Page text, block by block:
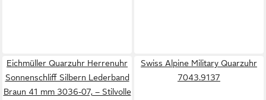
Eichmüller Quarzuhr Herrenuhr
Sonnenschliff Silbern Lederband
Braun 41 mm 3036-07, – Stilvolle
Swiss Alpine Military Quarzuhr
7043.9137